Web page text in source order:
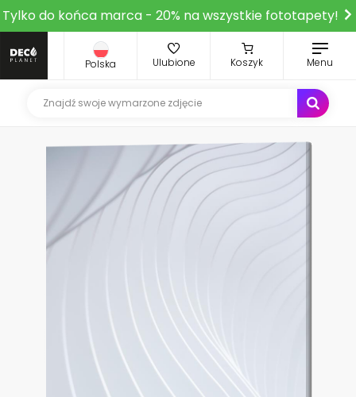
Tylko do końca marca - 20% na wszystkie fototapety!
Polska Ulubione Koszyk Menu